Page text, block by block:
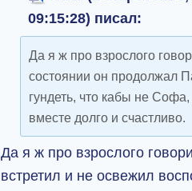
09:15:28) писал:
Да я ж про взрослого
состоянии он продолжал
гундеть, что кабы не
вместе долго и счастливо.
Да я ж про взрослого
встретил и не освежил